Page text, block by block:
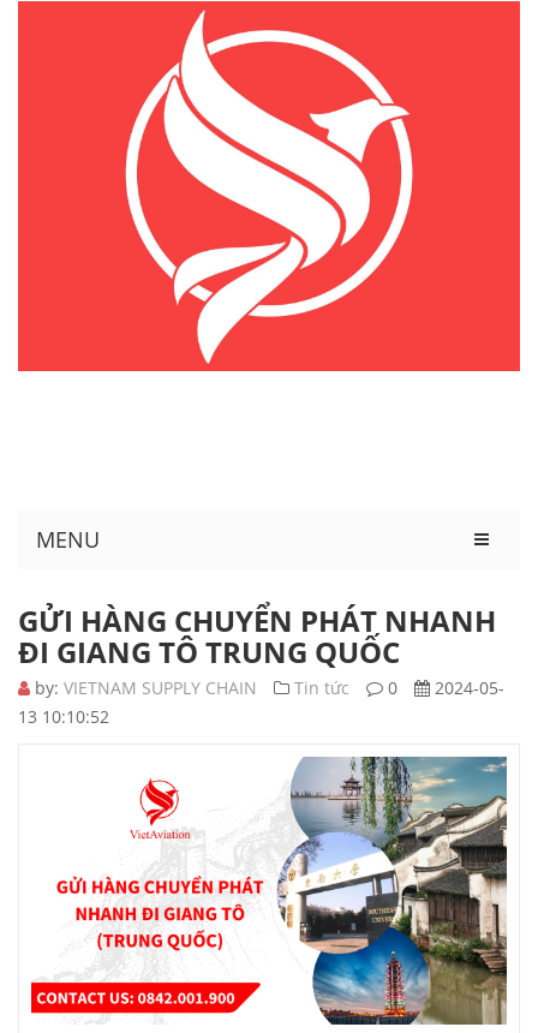
MENU
GỬI HÀNG CHUYỂN PHÁT NHANH
ĐI GIANG TÔ TRUNG QUỐC
by: VIETNAM SUPPLY CHAIN Tin tức 0
2024-05-
13 10:10:52